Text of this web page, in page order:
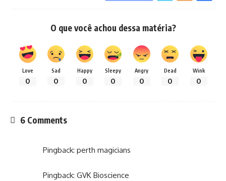
O que você achou dessa matéria?
Love
0
Sad
0
Happy
0
Sleepy
0
Angry
0
Dead
0
Wink
0
6 Comments
Pingback: perth magicians
Pingback: GVK Bioscience